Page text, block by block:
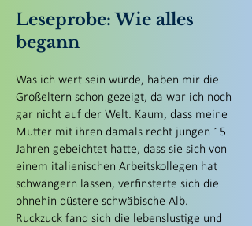
Leseprobe: Wie alles
begann
Was ich wert sein würde, haben mir die
Großeltern schon gezeigt, da war ich noch
gar nicht auf der Welt. Kaum, dass meine
Mutter mit ihren damals recht jungen 15
Jahren gebeichtet hatte, dass sie sich von
einem italienischen Arbeitskollegen hat
schwängern lassen, verfinsterte sich die
ohnehin düstere schwäbische Alb.
Ruckzuck fand sich die lebenslustige und